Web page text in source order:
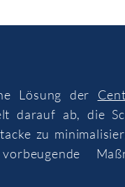
Lösung der
darauf ab, die
zu